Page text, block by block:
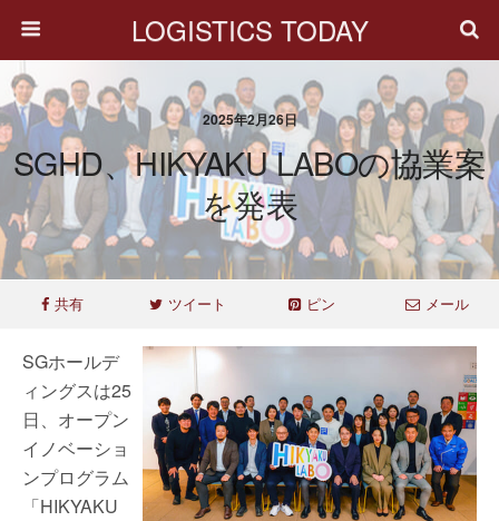
LOGISTICS TODAY
2025年2月26日
SGHD、HIKYAKU LABOの協業案
を発表
共有 ツイート ピン メール
SGホールデ
ィングスは25
日、オープン
イノベーショ
ンプログラム
「HIKYAKU